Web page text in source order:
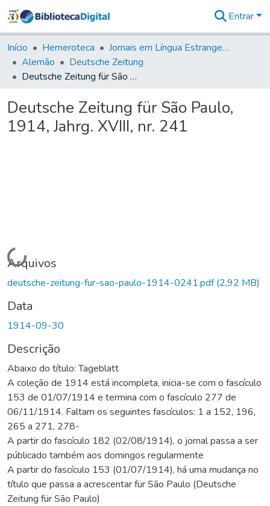
&
Coleções
Tudo na
Biblioteca
Estatísticas
Entrar
Início Hemeroteca
Jornais em Língua Estrangeira
Alemão
Deutsche Zeitung
Deutsche Zeitung für São Paulo, 1914, Jahrg. XVIII, nr. 241
Deutsche Zeitung für São Paulo,
1914, Jahrg. XVIII, nr. 241
Carregando...
Arquivos
deutsche-zeitung-fur-sao-paulo-1914-0241.pdf(2,92 MB)
Data
1914-09-30
Descrição
Abaixo do título: Tageblatt
A coleção de 1914 está incompleta, inicia-se com o fascículo
153 de 01/07/1914 e termina com o fascículo 277 de
06/11/1914. Faltam os seguintes fascículos: 1 a 152, 196,
265 a 271, 278-
A partir do fascículo 182 (02/08/1914), o jornal passa a ser
públicado também aos domingos regularmente
A partir do fascículo 153 (01/07/1914), há uma mudança no
título que passa a acrescentar für São Paulo (Deutsche
Zeitung für São Paulo)